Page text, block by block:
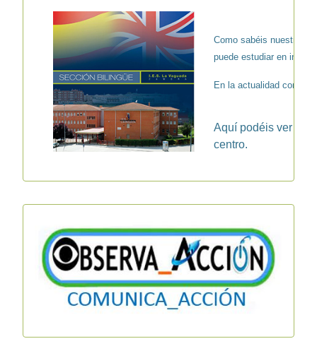
Como sabéis nuestro
puede estudiar en inglés
En la actualidad
Aquí podéis ver y
centro.